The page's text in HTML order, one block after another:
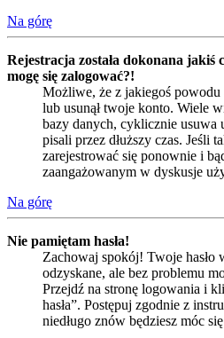
Na górę
Rejestracja została dokonana jakiś
mogę się zalogować?!
Możliwe, że z jakiegoś powodu
lub usunął twoje konto. Wiele
bazy danych, cyklicznie
pisali przez dłuższy czas. Jeśli
zarejestrować się ponownie i
zaangażowanym w dyskusje
Na górę
Nie pamiętam hasła!
Zachowaj spokój! Twoje hasło
odzyskane, ale bez problemu
Przejdź na stronę logowania i
hasła”. Postępuj zgodnie z
niedługo znów będziesz móc